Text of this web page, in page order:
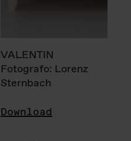
VALENTIN
Fotografo: Lorenz
Sternbach
Download